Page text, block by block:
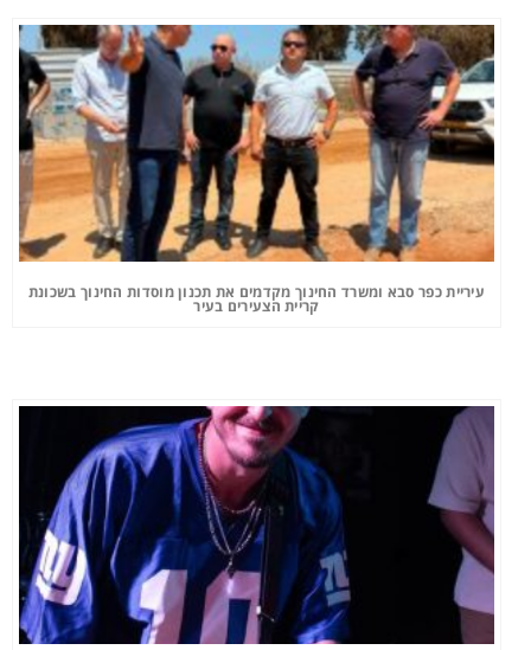
עיריית כפר סבא ומשרד החינוך מקדמים את תכנון מוסדות החינוך בשכונת
קריית הצעירים בעיר